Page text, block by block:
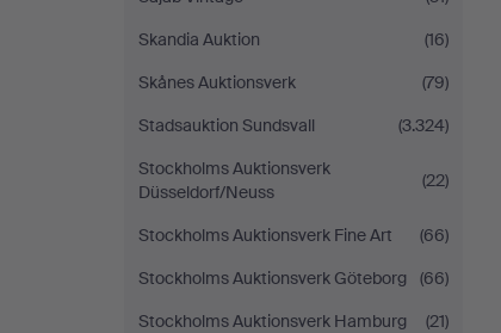
Skandia Auktion
(16)
Skånes Auktionsverk
(79)
Stadsauktion Sundsvall
(3.324)
Stockholms Auktionsverk
Düsseldorf/Neuss
(22)
Stockholms Auktionsverk Fine Art
(66)
Stockholms Auktionsverk Göteborg
(66)
Stockholms Auktionsverk Hamburg
(21)